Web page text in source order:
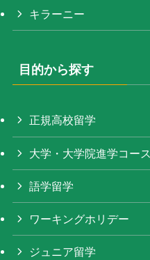
キラーニー
目的から探す
正規高校留学
大学・大学院進学コース
語学留学
ワーキングホリデー
ジュニア留学